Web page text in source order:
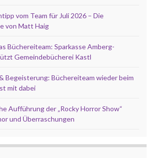
vom Team für Juli 2026 – Die
von Matt Haig
Büchereiteam: Sparkasse Amberg-
Gemeindebücherei Kastl
Begeisterung: Büchereiteam wieder beim
mit dabei
Aufführung der „Rocky Horror Show“
und Überraschungen